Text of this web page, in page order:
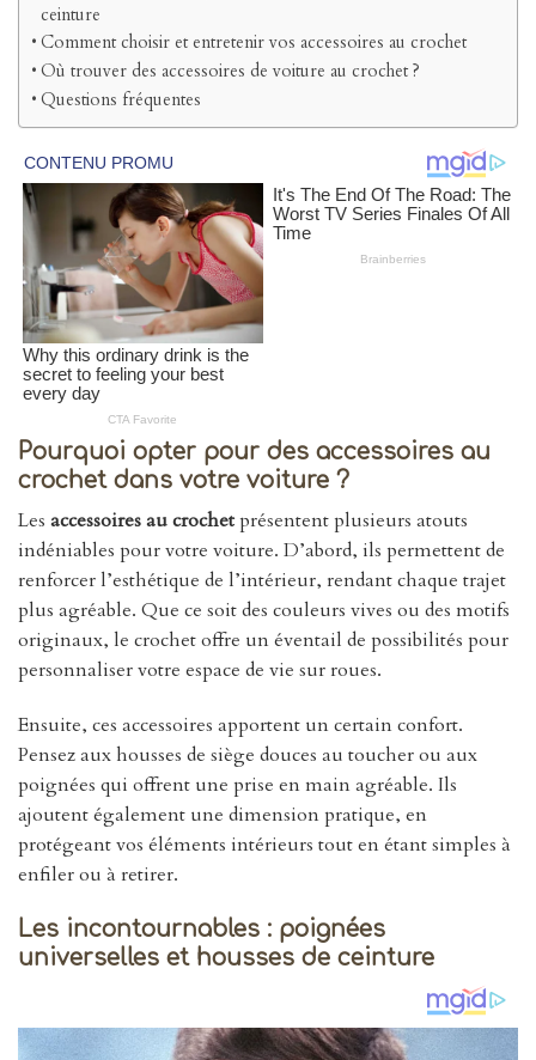
ceinture
Comment choisir et entretenir vos accessoires au crochet
Où trouver des accessoires de voiture au crochet ?
Questions fréquentes
Pourquoi opter pour des accessoires au
crochet dans votre voiture ?
Les accessoires au crochetprésentent plusieurs atouts
indéniables pour votre voiture. D’abord, ils permettent de
renforcer l’esthétique de l’intérieur, rendant chaque trajet
plus agréable. Que ce soit des couleurs vives ou des motifs
originaux, le crochet offre un éventail de possibilités pour
personnaliser votre espace de vie sur roues.
Ensuite, ces accessoires apportent un certain confort.
Pensez aux housses de siège douces au toucher ou aux
poignées qui offrent une prise en main agréable. Ils
ajoutent également une dimension pratique, en
protégeant vos éléments intérieurs tout en étant simples à
enfiler ou à retirer.
Les incontournables : poignées
universelles et housses de ceinture